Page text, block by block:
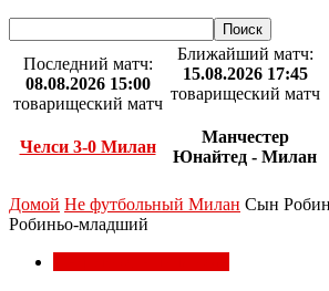
Последний матч:
08.08.2026 15:00
товарищеский матч
Челси 3-0 Милан
Ближайший матч:
15.08.2026 17:45
товарищеский матч
Манчестер
Юнайтед - Милан
Домой Не футбольный Милан Сын
Робиньо-младший